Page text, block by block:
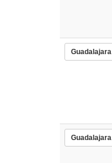
Guadalajara
Guadalajara